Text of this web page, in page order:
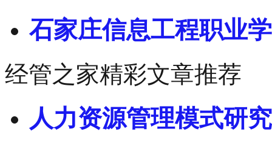
石家庄信息工程职业
经管之家精彩文章推荐
人力资源管理模式研